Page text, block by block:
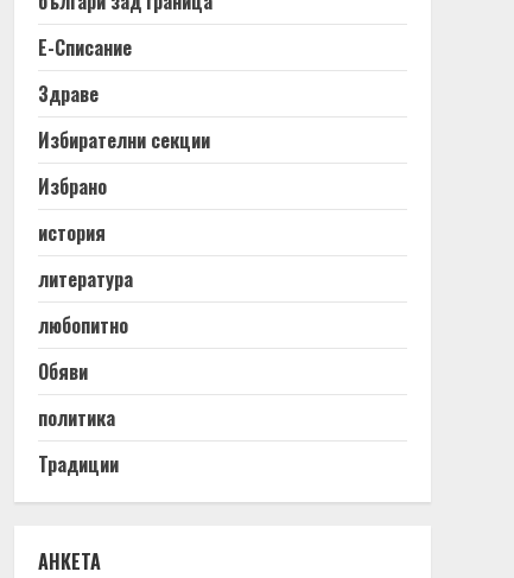
Е-Списание
Здраве
Избирателни секции
Избрано
история
литература
любопитно
Обяви
политика
Традиции
АНКЕТА